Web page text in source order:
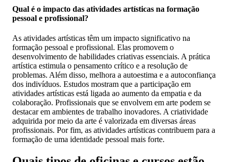
Qual é o impacto das atividades artísticas na formação
pessoal e profissional?
As atividades artísticas têm um impacto significativo na
formação pessoal e profissional. Elas promovem o
desenvolvimento de habilidades criativas essenciais. A prática
artística estimula o pensamento crítico e a resolução de
problemas. Além disso, melhora a autoestima e a autoconfiança
dos indivíduos. Estudos mostram que a participação em
atividades artísticas está ligada ao aumento da empatia e da
colaboração. Profissionais que se envolvem em arte podem se
destacar em ambientes de trabalho inovadores. A criatividade
adquirida por meio da arte é valorizada em diversas áreas
profissionais. Por fim, as atividades artísticas contribuem para a
formação de uma identidade pessoal mais forte.